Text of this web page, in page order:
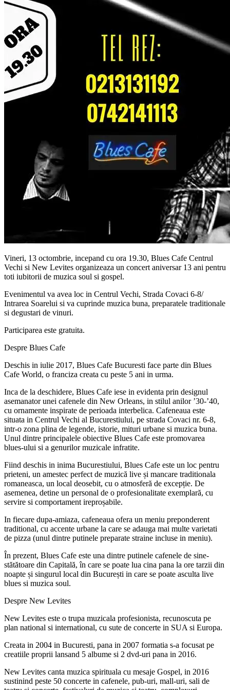
Vineri, 13 octombrie, incepand cu ora 19.30, Blues Cafe Centrul
Vechi si New Levites organizeaza un concert aniversar 13 ani pentru
toti iubitorii de muzica soul si gospel.
Evenimentul va avea loc in Centrul Vechi, Strada Covaci 6-8/
Intrarea Soarelui si va cuprinde muzica buna, preparatele traditionale
si degustari de vinuri.
Participarea este gratuita.
Despre Blues Cafe
Deschis in iulie 2017, Blues Cafe Bucuresti face parte din Blues
Cafe World, o franciza creata cu peste 5 ani in urma.
Inca de la deschidere, Blues Cafe iese in evidenta prin designul
asemanator unei cafenele din New Orleans, in stilul anilor ’30-’40,
cu ornamente inspirate de perioada interbelica. Cafeneaua este
situata in Centrul Vechi al Bucurestiului, pe strada Covaci nr. 6-8,
intr-o zona plina de legende, istorie, mituri urbane si muzica buna.
Unul dintre principalele obiective Blues Cafe este promovarea
blues-ului si a genurilor muzicale infratite.
Fiind deschis in inima Bucurestiului, Blues Cafe este un loc pentru
prieteni, un amestec perfect de muzică live și mancare traditionala
romaneasca, un local deosebit, cu o atmosferă de excepție. De
asemenea, detine un personal de o profesionalitate exemplară, cu
servire si comportament ireproșabile.
In fiecare dupa-amiaza, cafeneaua ofera un meniu preponderent
traditional, cu accente urbane la care se adauga mai multe varietati
de pizza (unul dintre putinele preparate straine incluse in meniu).
În prezent, Blues Cafe este una dintre putinele cafenele de sine-
stătătoare din Capitală, în care se poate lua cina pana la ore tarzii din
noapte și singurul local din București in care se poate asculta live
blues si muzica soul.
Despre New Levites
New Levites este o trupa muzicala profesionista, recunoscuta pe
plan national si international, cu sute de concerte in SUA si Europa.
Creata in 2004 in Bucuresti, pana in 2007 formatia s-a focusat pe
creatiile proprii lansand 5 albume si 2 dvd-uri pana in 2016.
New Levites canta muzica spirituala cu mesaje Gospel, in 2016
sustinind peste 50 concerte in cafenele, pub-uri, mall-uri, sali de